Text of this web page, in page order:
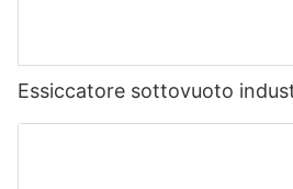
Essiccatore sottovuoto